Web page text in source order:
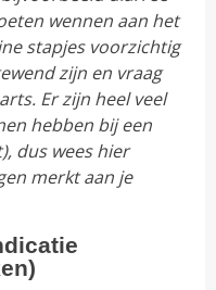
wennen aan het
stapjes voorzichtig
zijn en vraag
Er zijn heel veel
hebben bij een
dus wees hier
merkt aan je